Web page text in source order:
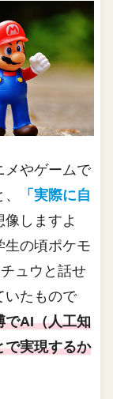
メやゲームで
「実際に自
像しますよ
生の頃ポケモ
ュウと話せ
いたもので
でAI（人工知
で実現するか